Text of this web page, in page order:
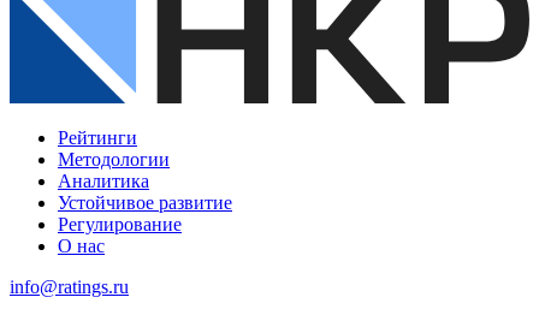
Рейтинги
Методологии
Аналитика
Устойчивое развитие
Регулирование
О нас
info@ratings.ru